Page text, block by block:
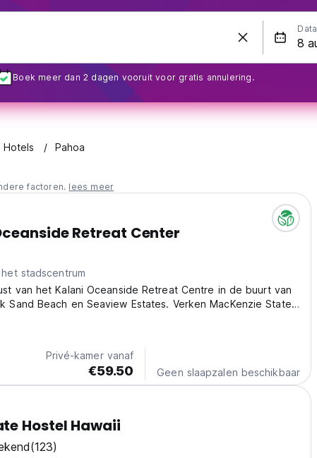
Data
Boek meer dan 2 dagen vooruit voor gratis annulering.
Pahoa
factoren. lees meer
Retreat Center
het stadscentrum
van het Kalani Oceanside Retreat Centre in de buurt van
Sand Beach en Seaview Estates. Verken MacKenzie State
Privé-kamer vanaf
€59.50 Geen slaapzalen beschikbaar
Hostel Hawaii
(123)